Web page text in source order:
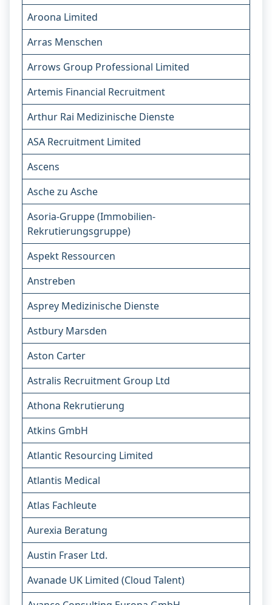
Aroona Limited
Arras Menschen
Arrows Group Professional Limited
Artemis Financial Recruitment
Arthur Rai Medizinische Dienste
ASA Recruitment Limited
Ascens
Asche zu Asche
Asoria-Gruppe (Immobilien-
Rekrutierungsgruppe)
Aspekt Ressourcen
Anstreben
Asprey Medizinische Dienste
Astbury Marsden
Aston Carter
Astralis Recruitment Group Ltd
Athona Rekrutierung
Atkins GmbH
Atlantic Resourcing Limited
Atlantis Medical
Atlas Fachleute
Aurexia Beratung
Austin Fraser Ltd.
Avanade UK Limited (Cloud Talent)